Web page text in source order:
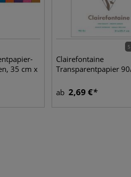
35 cm x
Clairefontaine
Transparentpapier
ab 2,69 €